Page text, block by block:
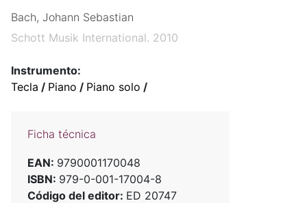
Bach, Johann Sebastian
Schott Musik International. 2010
Instrumento:
Tecla / Piano / Piano solo /
Ficha técnica
EAN: 9790001170048
ISBN: 979-0-001-17004-8
Código del editor: ED 20747